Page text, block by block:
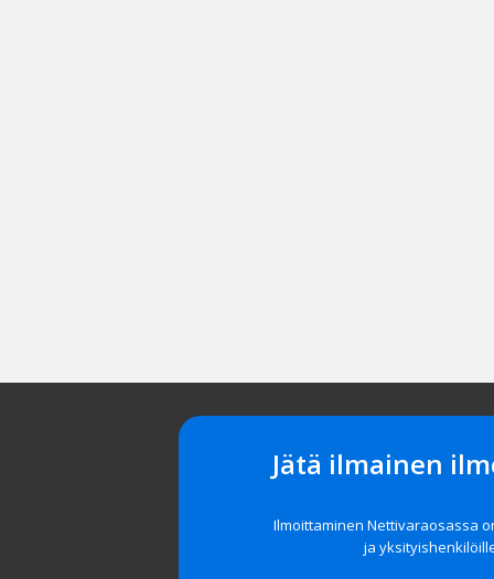
Jätä ilmainen
Ilmoittaminen Nettivaraosassa
ja